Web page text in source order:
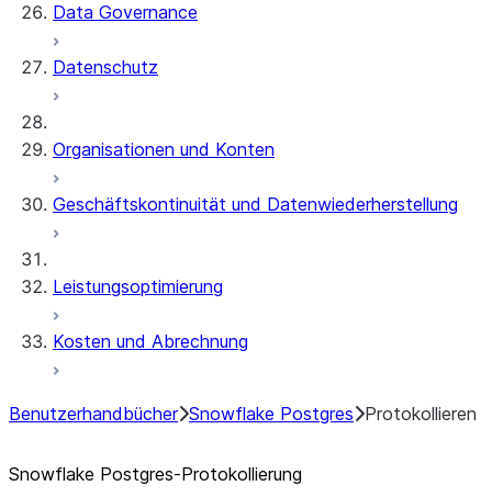
Data Governance
Datenschutz
Organisationen und Konten
Geschäftskontinuität und Datenwiederherstellung
Leistungsoptimierung
Kosten und Abrechnung
Benutzerhandbücher Snowflake Postgres Protokollieren
Snowflake Postgres-Protokollierung